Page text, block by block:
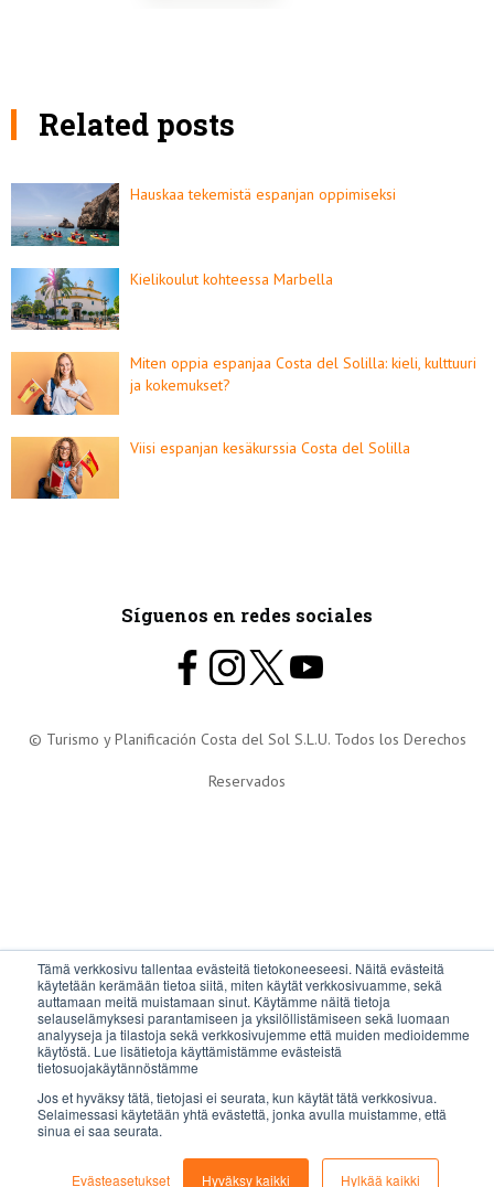
Tämä verkkosivu tallentaa evästeitä tietokoneeseesi. Näitä evästeitä
käytetään kerämään tietoa siitä, miten käytät verkkosivuamme, sekä
auttamaan meitä muistamaan sinut. Käytämme näitä tietoja
selauselämyksesi parantamiseen ja yksilöllistämiseen sekä luomaan
analyyseja ja tilastoja sekä verkkosivujemme että muiden medioidemme
käytöstä. Lue lisätietoja käyttämistämme evästeistä
tietosuojakäytännöstämme
Jos et hyväksy tätä, tietojasi ei seurata, kun käytät tätä verkkosivua.
Selaimessasi käytetään yhtä evästettä, jonka avulla muistamme, että
sinua ei saa seurata.
Evästeasetukset Hyväksy kaikki Hylkää kaikki
Related posts
Hauskaa tekemistä espanjan oppimiseksi
Kielikoulut kohteessa Marbella
Miten oppia espanjaa Costa del Solilla: kieli, kulttuuri
ja kokemukset?
Viisi espanjan kesäkurssia Costa del Solilla
Síguenos en redes sociales
© Turismo y Planificación Costa del Sol S.L.U. Todos los Derechos
Reservados